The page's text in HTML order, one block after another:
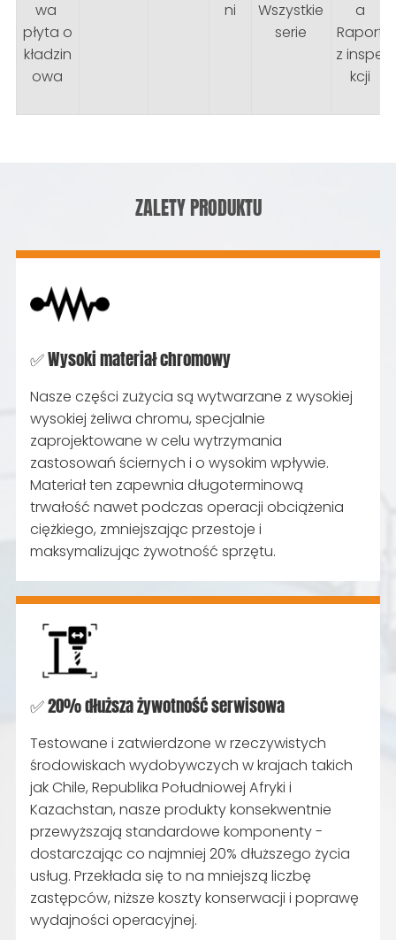
wa
płyta o
kładzin
owa
ni
Wszystkie
serie
a
Raport
z inspe
kcji
ZALETY PRODUKTU
✅ Wysoki materiał chromowy
Nasze części zużycia są wytwarzane z wysokiej
wysokiej żeliwa chromu, specjalnie
zaprojektowane w celu wytrzymania
zastosowań ściernych i o wysokim wpływie.
Materiał ten zapewnia długoterminową
trwałość nawet podczas operacji obciążenia
ciężkiego, zmniejszając przestoje i
maksymalizując żywotność sprzętu.
✅ 20% dłuższa żywotność serwisowa
Testowane i zatwierdzone w rzeczywistych
środowiskach wydobywczych w krajach takich
jak Chile, Republika Południowej Afryki i
Kazachstan, nasze produkty konsekwentnie
przewyższają standardowe komponenty -
dostarczając co najmniej 20% dłuższego życia
usług. Przekłada się to na mniejszą liczbę
zastępców, niższe koszty konserwacji i poprawę
wydajności operacyjnej.